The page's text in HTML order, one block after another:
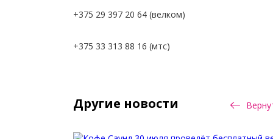
+375 29 397 20 64 (велком)
+375 33 313 88 16 (мтс)
Другие новости